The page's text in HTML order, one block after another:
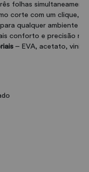
folhas
corte com um clique,
qualquer ambiente
conforto e precisão na
– EVA, acetato, vinil,